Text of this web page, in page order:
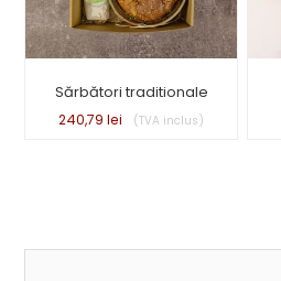
Sărbători traditionale
240,79lei